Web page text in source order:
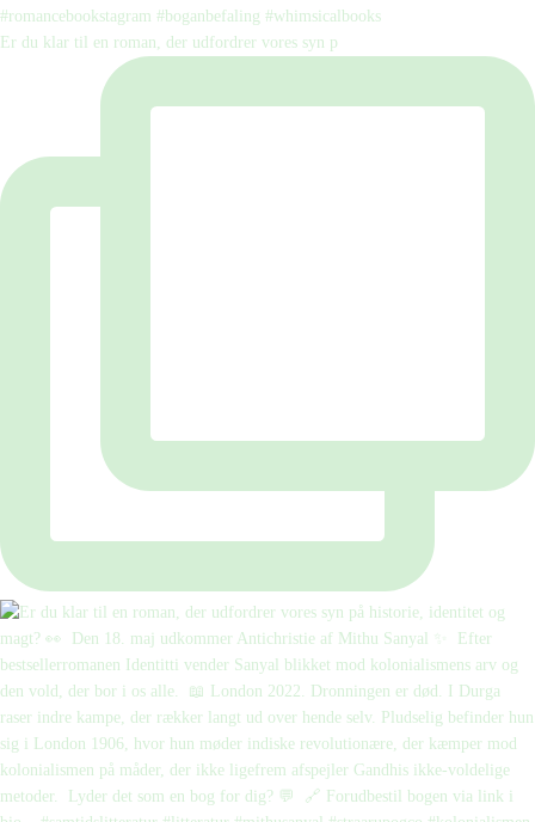
Er du klar til en roman, der udfordrer vores syn p